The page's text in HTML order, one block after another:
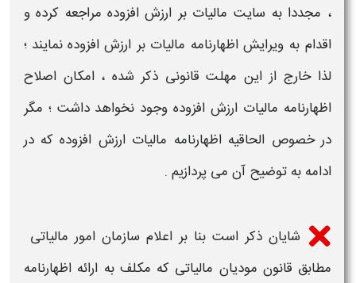
، مجددا به سایت مالیات بر ارزش افزوده مراجعه کرده و
اقدام به ویرایش اظهارنامه مالیات بر ارزش افزوده نمایند ؛
لذا خارج از این مهلت قانونی ذکر شده ، امکان اصلاح
اظهارنامه مالیات ارزش افزوده وجود نخواهد داشت ؛ مگر
در خصوص الحاقیه اظهارنامه مالیات ارزش افزوده که در
ادامه به توضیح آن می پردازیم .
شایان ذکر است بنا بر اعلام سازمان امور مالیاتی
مطابق قانون مودیان مالیاتی که مکلف به ارائه اظهارنامه